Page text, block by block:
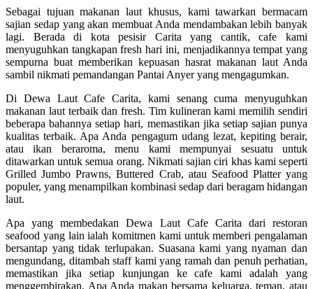
Sebagai tujuan makanan laut khusus, kami tawarkan bermacam
sajian sedap yang akan membuat Anda mendambakan lebih banyak
lagi. Berada di kota pesisir Carita yang cantik, cafe kami
menyuguhkan tangkapan fresh hari ini, menjadikannya tempat yang
sempurna buat memberikan kepuasan hasrat makanan laut Anda
sambil nikmati pemandangan Pantai Anyer yang mengagumkan.
Di Dewa Laut Cafe Carita, kami senang cuma menyuguhkan
makanan laut terbaik dan fresh. Tim kulineran kami memilih sendiri
beberapa bahannya setiap hari, memastikan jika setiap sajian punya
kualitas terbaik. Apa Anda pengagum udang lezat, kepiting berair,
atau ikan beraroma, menu kami mempunyai sesuatu untuk
ditawarkan untuk semua orang. Nikmati sajian ciri khas kami seperti
Grilled Jumbo Prawns, Buttered Crab, atau Seafood Platter yang
populer, yang menampilkan kombinasi sedap dari beragam hidangan
laut.
Apa yang membedakan Dewa Laut Cafe Carita dari restoran
seafood yang lain ialah komitmen kami untuk memberi pengalaman
bersantap yang tidak terlupakan. Suasana kami yang nyaman dan
mengundang, ditambah staff kami yang ramah dan penuh perhatian,
memastikan jika setiap kunjungan ke cafe kami adalah yang
menggembirakan. Apa Anda makan bersama keluarga, teman, atau